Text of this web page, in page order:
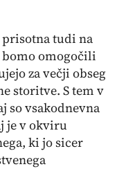
tudi na
omogočili
za večji obseg
storitve. S tem v
so vsakodnevna
je v okviru
ki jo sicer